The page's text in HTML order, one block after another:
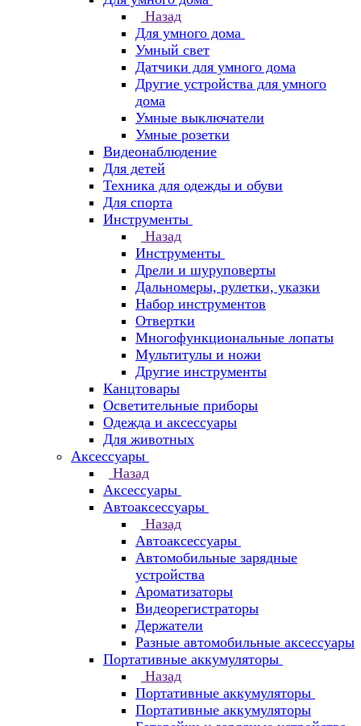
Назад
Для умного дома
Умный свет
Датчики для умного дома
Другие устройства для умного
дома
Умные выключатели
Умные розетки
Видеонаблюдение
Для детей
Техника для одежды и обуви
Для спорта
Инструменты
Назад
Инструменты
Дрели и шуруповерты
Дальномеры, рулетки, указки
Набор инструментов
Отвертки
Многофункциональные лопаты
Мультитулы и ножи
Другие инструменты
Канцтовары
Осветительные приборы
Одежда и аксессуары
Для животных
Аксессуары
Назад
Аксессуары
Автоаксессуары
Назад
Автоаксессуары
Автомобильные зарядные
устройства
Ароматизаторы
Видеорегистраторы
Держатели
Разные автомобильные аксессуары
Портативные аккумуляторы
Назад
Портативные аккумуляторы
Портативные аккумуляторы